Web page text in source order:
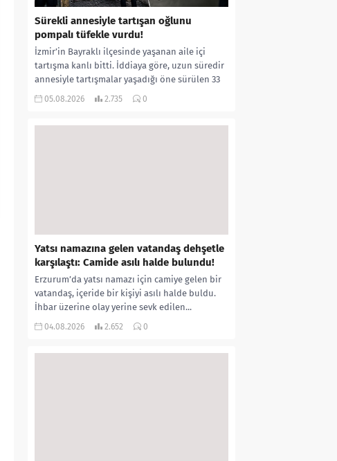
Sürekli annesiyle tartışan oğlunu
pompalı tüfekle vurdu!
İzmir’in Bayraklı ilçesinde yaşanan aile içi
tartışma kanlı bitti. İddiaya göre, uzun süredir
annesiyle tartışmalar yaşadığı öne sürülen 33
yaşındaki...
05.08.2026 2.735 0
Yatsı namazına gelen vatandaş dehşetle
karşılaştı: Camide asılı halde bulundu!
Erzurum’da yatsı namazı için camiye gelen bir
vatandaş, içeride bir kişiyi asılı halde buldu.
İhbar üzerine olay yerine sevk edilen...
04.08.2026 2.652 0